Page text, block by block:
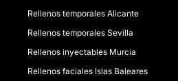
Rellenos temporales Alicante
Rellenos temporales Sevilla
Rellenos inyectables Murcia
Rellenos faciales Islas Baleares